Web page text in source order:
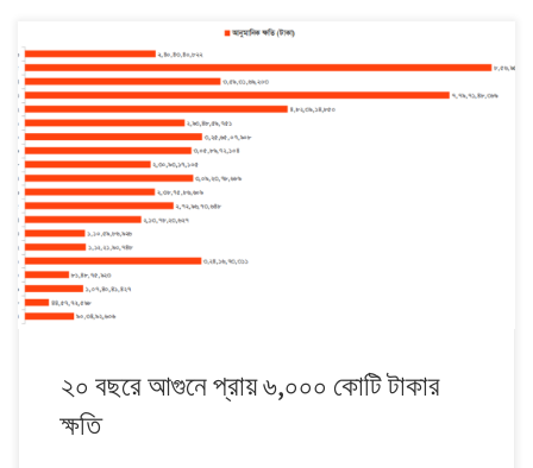
১৯৯৭ থেকে ২০১৬। এই ২০ বছরে বাংলাদেশে অগ্নিকাণ্ড হয়েছে ২ লাখ ৯ হাজার
৯২৫টি। এতে আনুমানিক ক্ষতির পরিমাণ প্রায় পাঁচ হাজার ৭৮০ কোটি ৩২ লাখ ৫৫ হাজার
৬৩০ টাকা। সবচেয়ে বেশি ক্ষতি হয় ২০১৫ সালে। সেই বছর প্রায় সাড়ে ১৭ হাজারের
অগ্নিকাণ্ডের ফলে ক্ষতি হয় সাড়ে আটশ কোটি টাকার বেশি। […]
২০ বছরে আগুনে প্রায় ৬,০০০ কোটি টাকার
ক্ষতি